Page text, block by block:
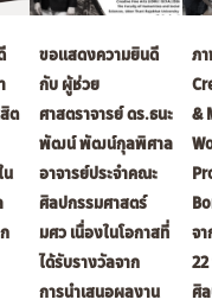
ต
ขอแสดงความยินดี
กับ ผู้ช่วย
ศาสตราจารย์ ดร.ธนะ
พัฒน์ พัฒน์กุลพิศาล
อาจารย์ประจำคณะ
ศิลปกรรมศาสตร์
มศว เนื่องในโอกาสที่
ได้รับรางวัลจาก
การนำเสนอผลงาน
ภ
&
จ
ศิ